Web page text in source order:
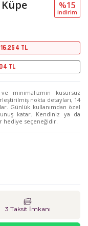
%15
i̇ndi̇ri̇m
16.254 TL
TL
minimalizmin kusursuz
nokta detayları, 14
Günlük kullanımdan özel
katar. Kendiniz ya da
hediye seçeneğidir.
3 Taksit İmkanı